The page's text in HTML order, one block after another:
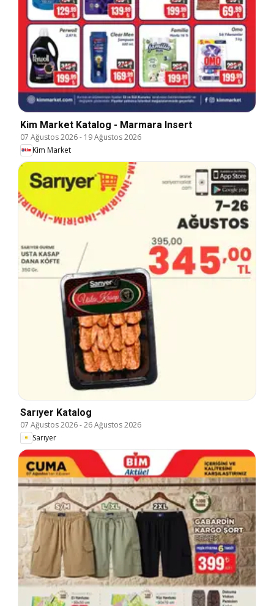
Kim Market Katalog - Marmara Insert
07 Ağustos 2026- 19 Ağustos 2026
Kim Market
Sarıyer Katalog
07 Ağustos 2026-26 Ağustos 2026
Sarıyer